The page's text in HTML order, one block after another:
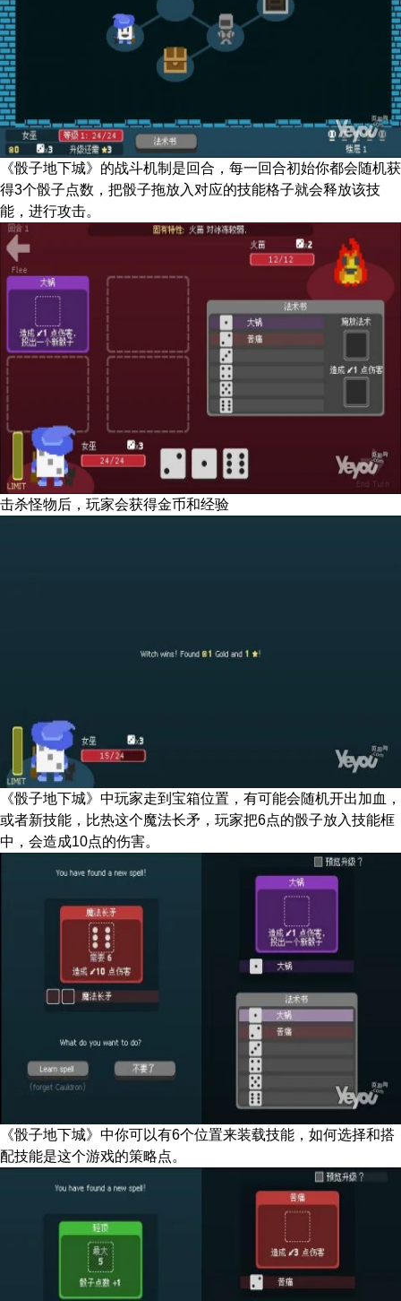
《骰子地下城》的战斗机制是回合，每一回合初始你都会随机获
得3个骰子点数，把骰子拖放入对应的技能格子就会释放该技
能，进行攻击。
击杀怪物后，玩家会获得金币和经验
《骰子地下城》中玩家走到宝箱位置，有可能会随机开出加血，
或者新技能，比热这个魔法长矛，玩家把6点的骰子放入技能框
中，会造成10点的伤害。
《骰子地下城》中你可以有6个位置来装载技能，如何选择和搭
配技能是这个游戏的策略点。